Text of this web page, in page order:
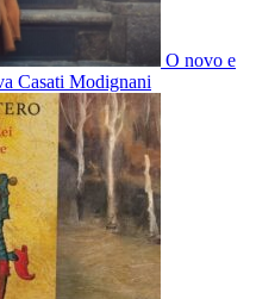
O novo e
Casati Modignani